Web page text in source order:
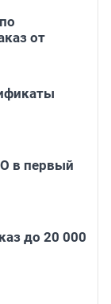
от
в первый
до 20 000